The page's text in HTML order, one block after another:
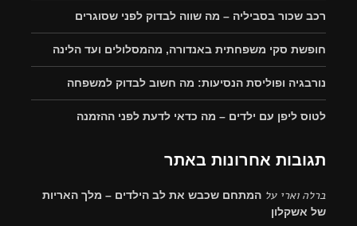
רכב שכור בסביליה – מה שווה לבדוק לפני שסוגרים
חופשת סקי משפחתית באנדורה, מהמסלולים ועד הלינה
נורבגיה ופוליסת הנסיעות: מה חשוב לבדוק למשפחה
לטוס ליפן עם ילדים – מה כדאי לדעת לפני ההזמנה
תגובות אחרונות באתר
ברלה וארי על המתחם שכבש את לב הילדים – מלך האריות
של אשקלון